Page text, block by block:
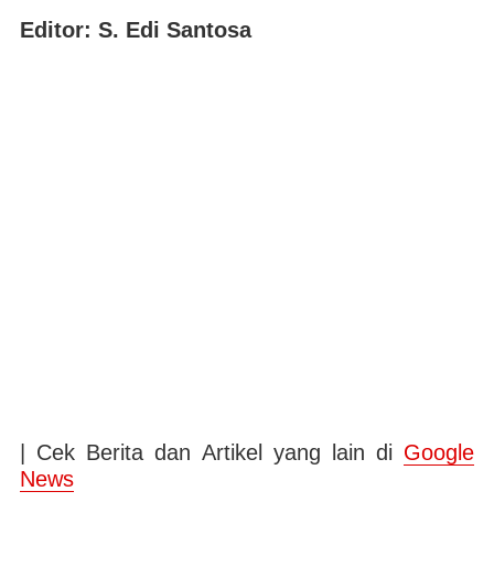
Editor: S. Edi Santosa
| Cek Berita dan Artikel yang lain di Google
News